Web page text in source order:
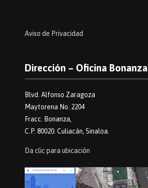
Aviso de Privacidad
Dirección – Oficina Bonanza
Blvd. Alfonso Zaragoza
Maytorena No. 2204
Fracc. Bonanza,
C.P. 80020. Culiacán, Sinaloa.
Da clic para ubicación